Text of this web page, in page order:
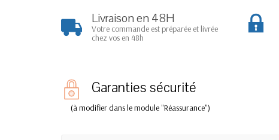
Livraison en 48H
Votre commande est préparée et livrée
chez vos en 48h
Garanties sécurité
(à modifier dans le module "Réassurance")